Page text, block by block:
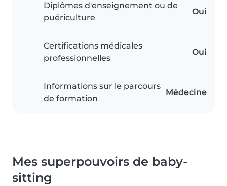
Diplômes d'enseignement ou de
puériculture
Oui
Certifications médicales
professionnelles
Oui
Informations sur le parcours
de formation
Médecine
Mes superpouvoirs de baby-
sitting